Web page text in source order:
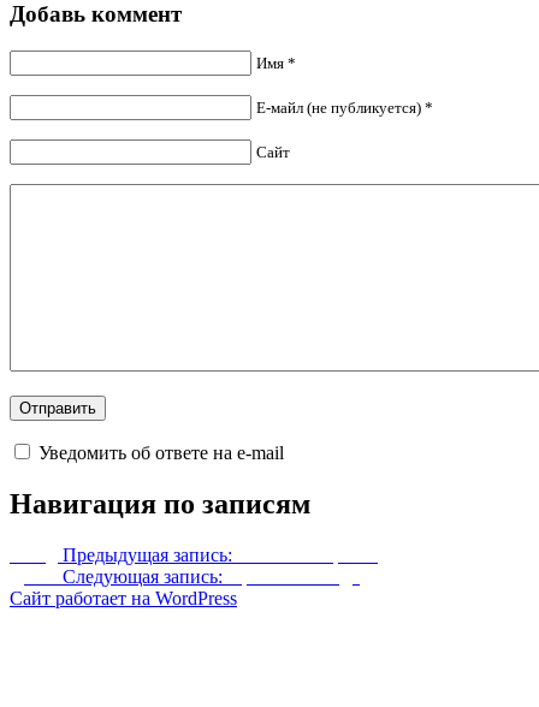
Добавь коммент
Имя *
Е-майл (не публикуется) *
Сайт
Уведомить об ответе на e-mail
Навигация по записям
Предыдущая запись:
Следующая запись:
Сайт работает на WordPress